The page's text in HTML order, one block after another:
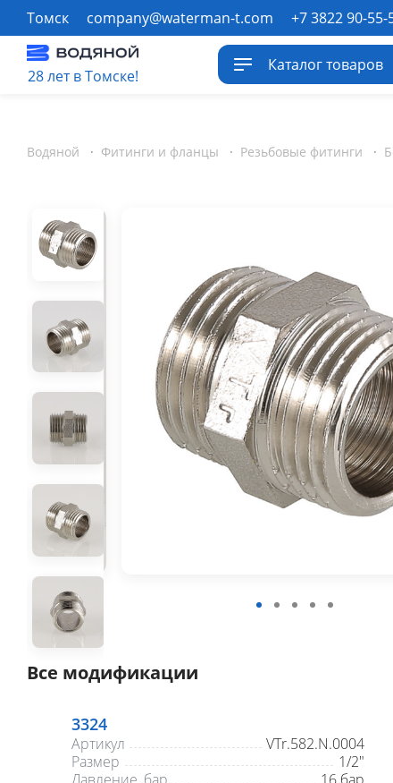
Томск company@waterman-t.com +7 3822 90-55-
28 лет в Томске!
Каталог товаров
Водяной · Фитинги и фланцы · Резьбовые фитинги ·
Все модификации
3324
Артикул
VTr.582.N.0004
Размер
1/2"